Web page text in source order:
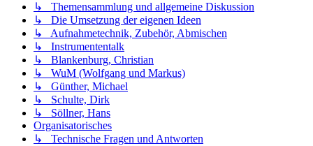
↳ Themensammlung und allgemeine Diskussion
↳ Die Umsetzung der eigenen Ideen
↳ Aufnahmetechnik, Zubehör, Abmischen
↳ Instrumententalk
↳ Blankenburg, Christian
↳ WuM (Wolfgang und Markus)
↳ Günther, Michael
↳ Schulte, Dirk
↳ Söllner, Hans
Organisatorisches
↳ Technische Fragen und Antworten